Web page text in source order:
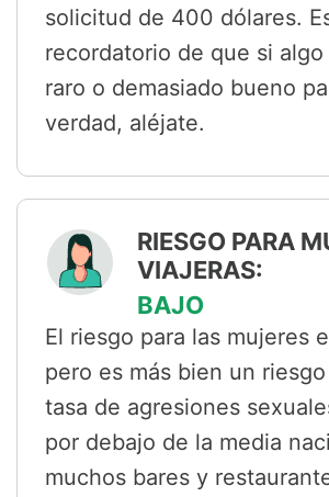
solicitud de 400 dólares.
recordatorio de que si algo
raro o demasiado bueno
verdad, aléjate.
RIESGO PARA
VIAJERAS:
BAJO
El riesgo para las mujeres
pero es más bien un
tasa de agresiones
por debajo de la media
muchos bares y